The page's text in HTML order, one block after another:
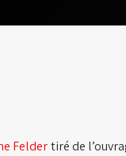
Feldertiré de